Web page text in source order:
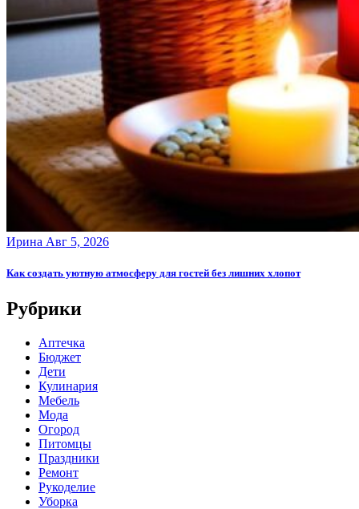
Ирина Авг 5, 2026
Как создать уютную атмосферу для гостей без лишних хлопот
Рубрики
Аптечка
Бюджет
Дети
Кулинария
Мебель
Мода
Огород
Питомцы
Праздники
Ремонт
Рукоделие
Уборка